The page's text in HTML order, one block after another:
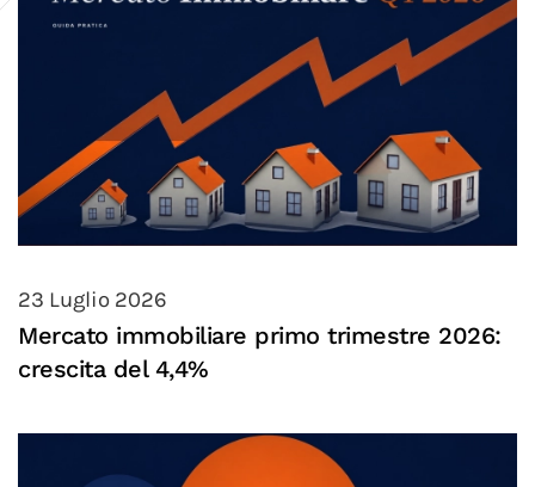
23 Luglio 2026
Mercato immobiliare primo trimestre 2026:
crescita del 4,4%